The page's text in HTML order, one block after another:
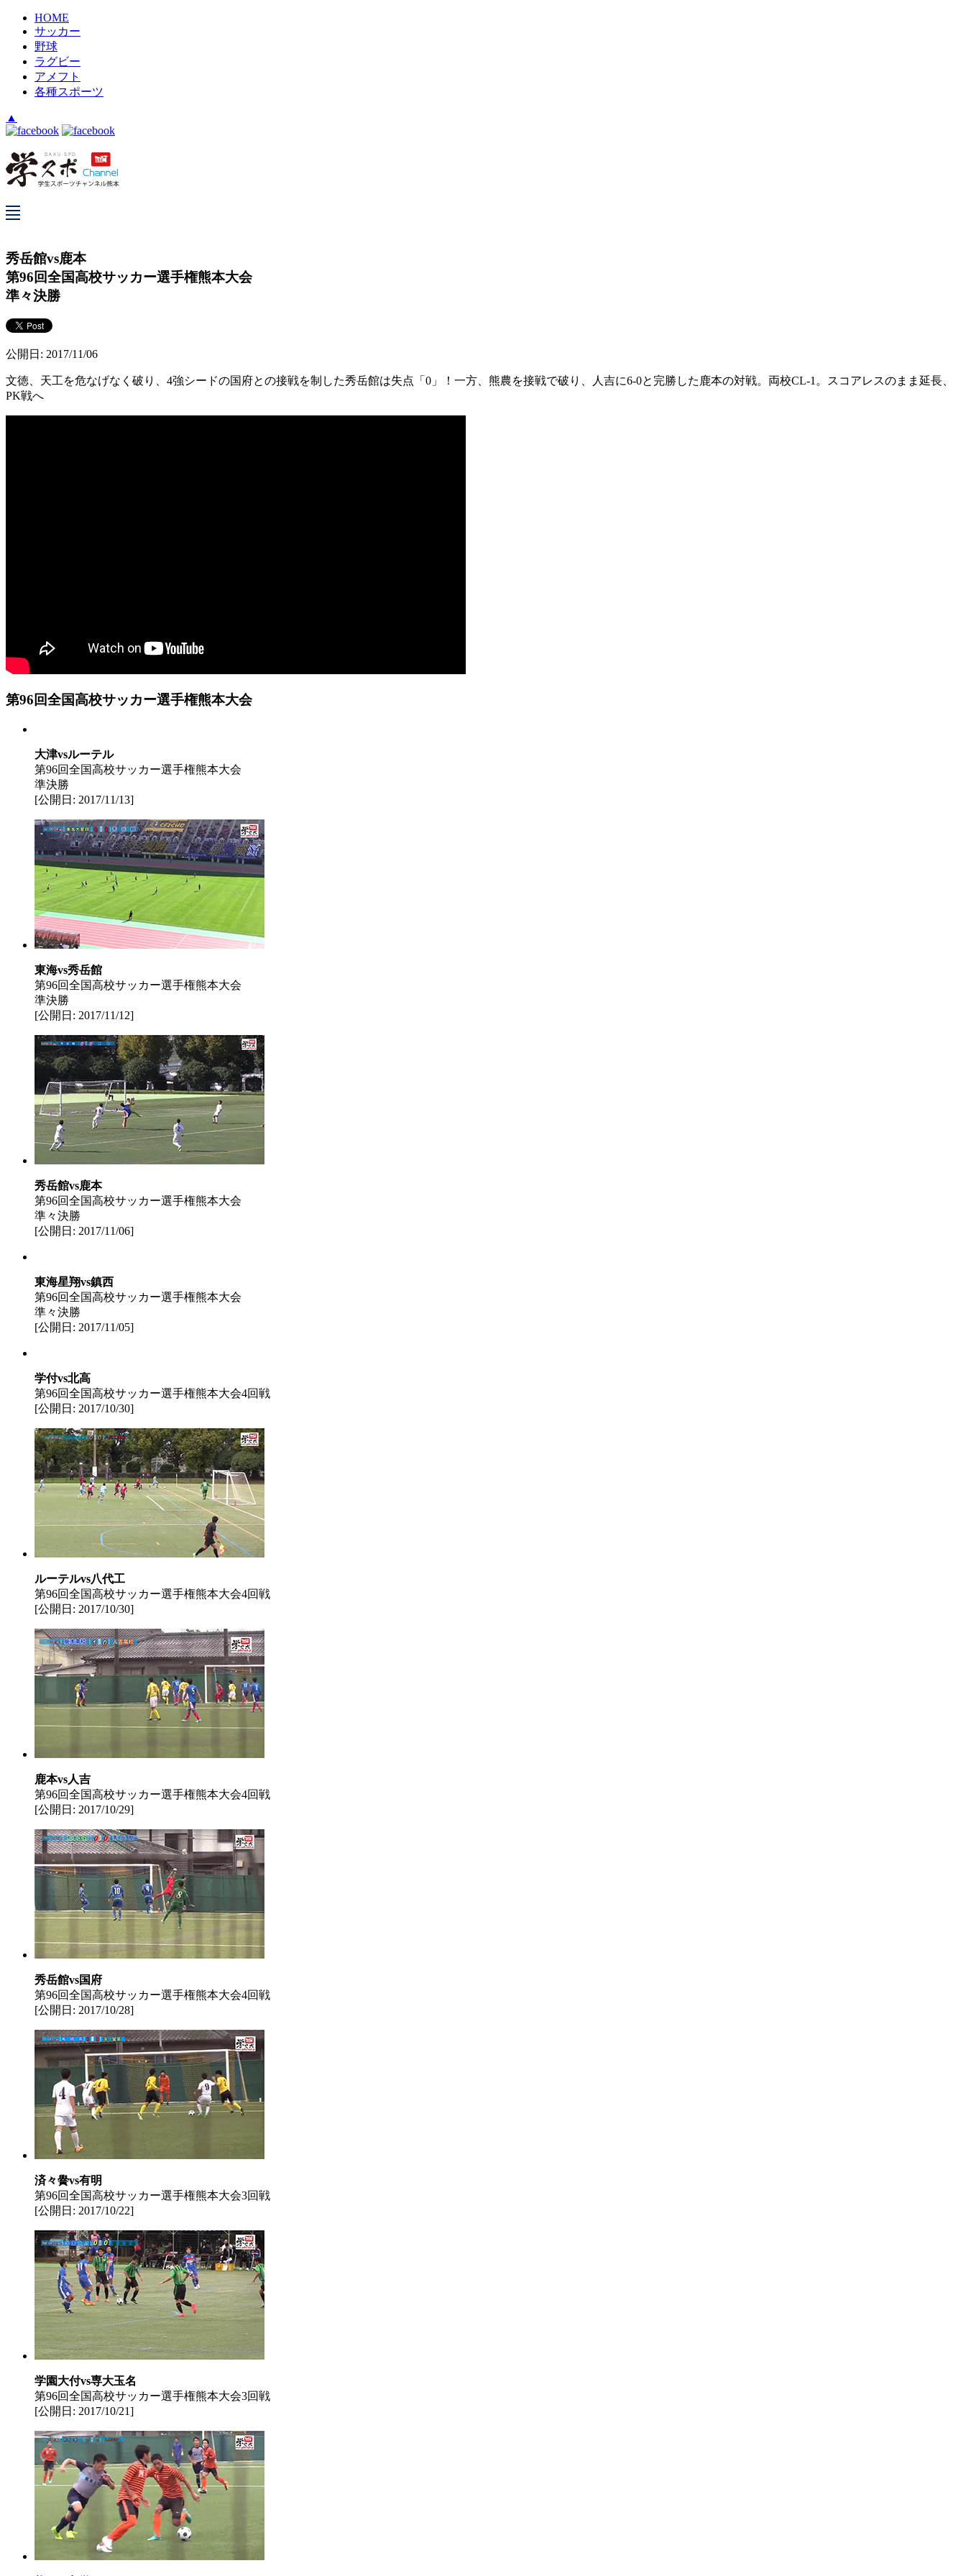
HOME
サッカー
野球
ラグビー
アメフト
各種スポーツ
▲
秀岳館vs鹿本
第96回全国高校サッカー選手権熊本大会
準々決勝
公開日: 2017/11/06
文徳、天工を危なげなく破り、4強シードの国府との接戦を制した秀岳館は失点「0」！一方、熊農を接戦で破り、人吉に6-0と完勝した鹿本の対戦。両校CL-1。スコアレスのまま延長、
PK戦へ
第96回全国高校サッカー選手権熊本大会
大津vsルーテル
第96回全国高校サッカー選手権熊本大会
準決勝
[公開日: 2017/11/13]
東海vs秀岳館
第96回全国高校サッカー選手権熊本大会
準決勝
[公開日: 2017/11/12]
秀岳館vs鹿本
第96回全国高校サッカー選手権熊本大会
準々決勝
[公開日: 2017/11/06]
東海星翔vs鎮西
第96回全国高校サッカー選手権熊本大会
準々決勝
[公開日: 2017/11/05]
学付vs北高
第96回全国高校サッカー選手権熊本大会4回戦
[公開日: 2017/10/30]
ルーテルvs八代工
第96回全国高校サッカー選手権熊本大会4回戦
[公開日: 2017/10/30]
鹿本vs人吉
第96回全国高校サッカー選手権熊本大会4回戦
[公開日: 2017/10/29]
秀岳館vs国府
第96回全国高校サッカー選手権熊本大会4回戦
[公開日: 2017/10/28]
済々黌vs有明
第96回全国高校サッカー選手権熊本大会3回戦
[公開日: 2017/10/22]
学園大付vs専大玉名
第96回全国高校サッカー選手権熊本大会3回戦
[公開日: 2017/10/21]